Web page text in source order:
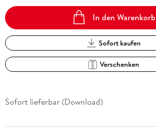
In den Warenkorb
Sofort kaufen
Verschenken
Sofort lieferbar (Download)